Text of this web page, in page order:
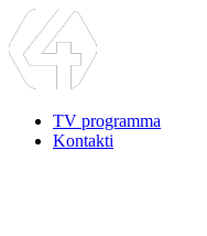
TV programma
Kontakti